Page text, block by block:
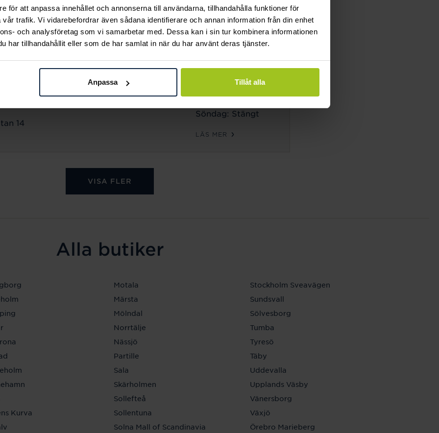
för att anpassa innehållet och annonserna till användarna, tillhandahålla funktioner för
trafik. Vi vidarebefordrar även sådana identifierare och annan information från din enhet
och analysföretag som vi samarbetar med. Dessa kan i sin tur kombinera informationen
har tillhandahållit eller som de har samlat in när du har använt deras tjänster.
Anpassa Tillåt alla
Söndag: Stängt
14
Söndag: Stängt
LÄS MER
VISA FLER
Alla butiker
Kurva
Motala
Märsta
Mölndal
Norrtälje
Nässjö
Partille
Sala
Skärholmen
Sollefteå
Sollentuna
Solna Mall of Scandinavia
Stockholm Sveavägen
Sundsvall
Sölvesborg
Tumba
Tyresö
Täby
Uddevalla
Upplands Väsby
Vänersborg
Växjö
Örebro Marieberg